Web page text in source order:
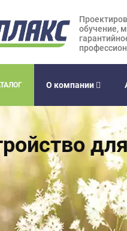
обучение,
О компании